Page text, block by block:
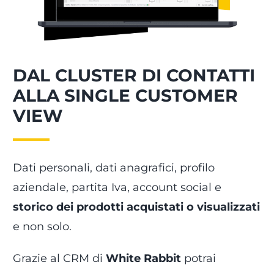
DAL CLUSTER DI CONTATTI
ALLA SINGLE CUSTOMER
VIEW
Dati personali, dati anagrafici, profilo
aziendale, partita Iva, account social e
storico dei prodotti acquistati o visualizzati
e non solo.
Grazie al CRM di White Rabbit potrai